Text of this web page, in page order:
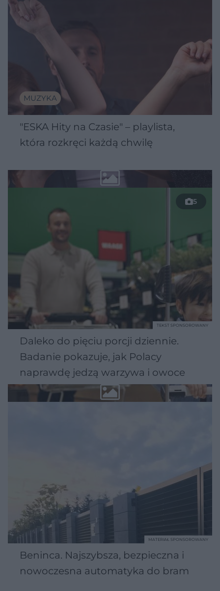
MUZYKA
"ESKA Hity na Czasie" – playlista,
która rozkręci każdą chwilę
5
Daleko do pięciu porcji dziennie.
Badanie pokazuje, jak Polacy
naprawdę jedzą warzywa i owoce
TEKST SPONSOROWANY
Beninca. Najszybsza, bezpieczna i
nowoczesna automatyka do bram
MATERIAŁ SPONSOROWANY